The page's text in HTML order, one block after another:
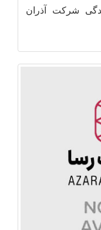
شرکت آذران